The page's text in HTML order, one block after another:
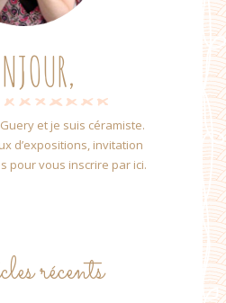
Guery et je suis céramiste.
d’expositions, invitation
pour vous inscrire par ici.
récents